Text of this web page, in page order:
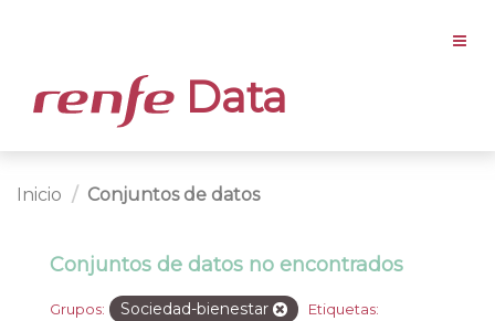
Data
Inicio Conjuntos de datos
Conjuntos de datos no encontrados
Grupos: Sociedad-bienestar Etiquetas: